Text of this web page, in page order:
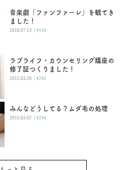
音楽劇「ファンファーレ」を観てき
ました！
2018.07.13 |#143
ラブライフ・カウンセリング講座の
修了証つくりました！
2015.03.26 |#245
みんなどうしてる？ムダ毛の処理
2015.03.02 |#244